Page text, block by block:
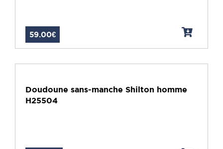
59.00€
Doudoune sans-manche Shilton homme
H25504